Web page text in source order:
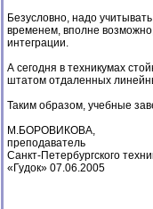
Безусловно, надо
временем, вполне
интеграции.
А сегодня в техникумах
штатом отдаленных
Таким образом, учебные
М.БОРОВИКОВА,
преподаватель
Санкт-Петербургского
«Гудок» 07.06.2005